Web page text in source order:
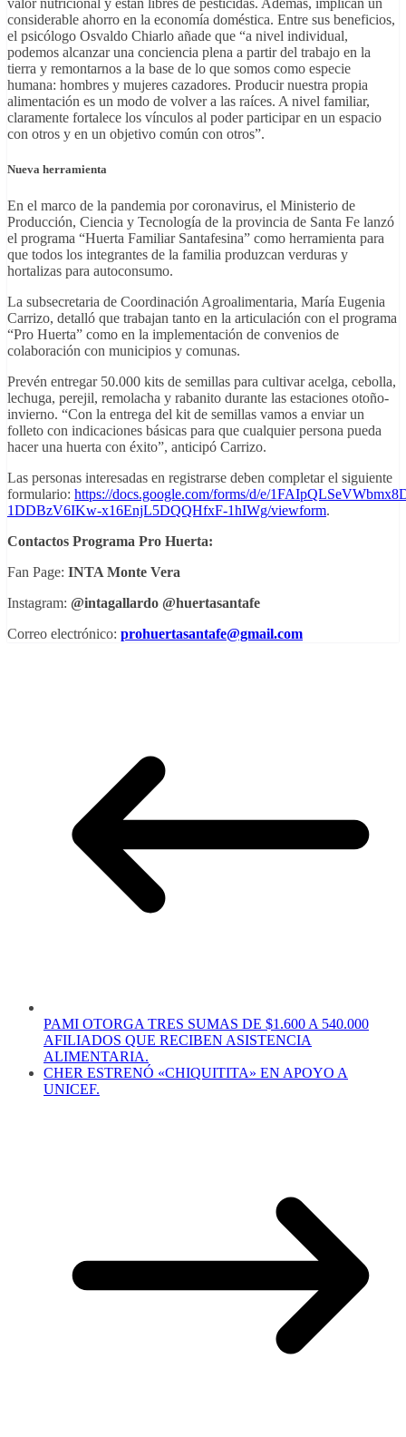
valor nutricional y están libres de pesticidas. Además, implican un
considerable ahorro en la economía doméstica. Entre sus beneficios,
el psicólogo Osvaldo Chiarlo añade que “a nivel individual,
podemos alcanzar una conciencia plena a partir del trabajo en la
tierra y remontarnos a la base de lo que somos como especie
humana: hombres y mujeres cazadores. Producir nuestra propia
alimentación es un modo de volver a las raíces. A nivel familiar,
claramente fortalece los vínculos al poder participar en un espacio
con otros y en un objetivo común con otros”.
Nueva herramienta
En el marco de la pandemia por coronavirus, el Ministerio de
Producción, Ciencia y Tecnología de la provincia de Santa Fe lanzó
el programa “Huerta Familiar Santafesina” como herramienta para
que todos los integrantes de la familia produzcan verduras y
hortalizas para autoconsumo.
La subsecretaria de Coordinación Agroalimentaria, María Eugenia
Carrizo, detalló que trabajan tanto en la articulación con el programa
“Pro Huerta” como en la implementación de convenios de
colaboración con municipios y comunas.
Prevén entregar 50.000 kits de semillas para cultivar acelga, cebolla,
lechuga, perejil, remolacha y rabanito durante las estaciones otoño-
invierno. “Con la entrega del kit de semillas vamos a enviar un
folleto con indicaciones básicas para que cualquier persona pueda
hacer una huerta con éxito”, anticipó Carrizo.
Las personas interesadas en registrarse deben completar el siguiente
formulario: https://docs.google.com/forms/d/e/
1DDBzV6IKw-x16EnjL5DQQHfxF-1hIWg/viewform.
Contactos Programa Pro Huerta:
Fan Page: INTA Monte Vera
Instagram: @intagallardo @huertasantafe
Correo electrónico: prohuertasantafe@gmail.com
PAMI OTORGA TRES SUMAS DE $1.600 A 540.000
AFILIADOS QUE RECIBEN ASISTENCIA
ALIMENTARIA.
CHER ESTRENÓ «CHIQUITITA» EN APOYO A
UNICEF.